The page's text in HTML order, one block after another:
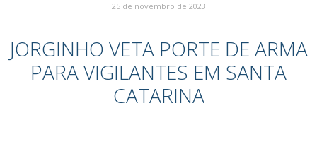
25 de novembro de 2023
JORGINHO VETA PORTE DE ARMA
PARA VIGILANTES EM SANTA
CATARINA